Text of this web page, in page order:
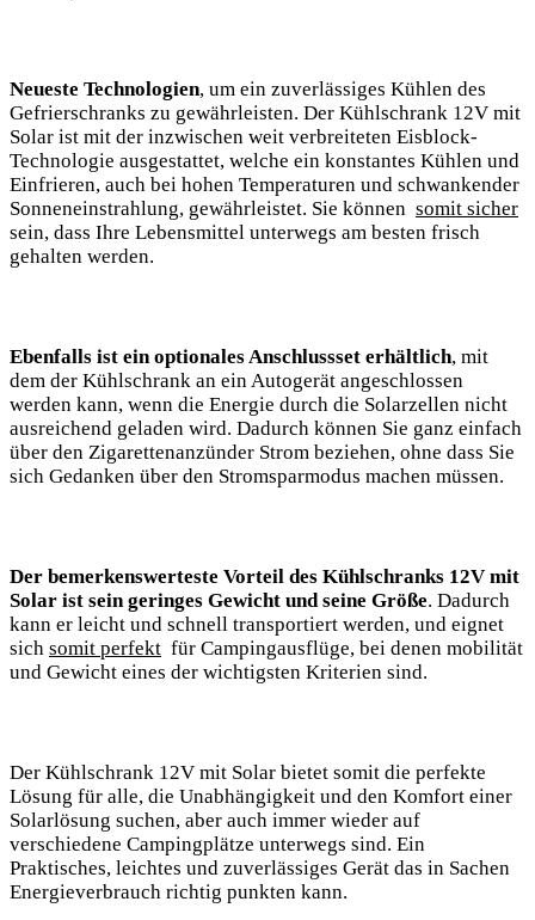
Neueste ⁤Technologien, um​ ein zuverlässiges Kühlen‍ des
Gefrierschranks zu gewährleisten. Der ⁤Kühlschrank 12V mit
Solar ist mit der‍ inzwischen ​weit verbreiteten ⁤Eisblock-
Technologie ausgestattet, welche ein⁢ konstantes Kühlen und
⁢Einfrieren,​ auch bei ​hohen Temperaturen‍ und ​schwankender
⁤Sonneneinstrahlung, gewährleistet.‌ Sie können ⁢ somit sicher
sein, dass‍ Ihre Lebensmittel unterwegs am​ besten frisch
gehalten werden.
Ebenfalls ist ​ein optionales ⁣Anschlussset erhältlich, mit
⁣dem‍ der​ Kühlschrank an ein Autogerät angeschlossen
werden kann, ​wenn die Energie durch ‍die Solarzellen nicht
ausreichend geladen wird. Dadurch können Sie ganz einfach
über den Zigarettenanzünder Strom ‌beziehen, ohne dass Sie
sich Gedanken über den Stromsparmodus machen müssen.
Der⁢ bemerkenswerteste ⁣Vorteil des Kühlschranks 12V mit
‌Solar ​ist sein‍ geringes Gewicht ⁢und seine Größe. Dadurch
kann er leicht und schnell transportiert⁤ werden, und eignet
⁢sich‍ somit perfekt ⁢ für ⁢Campingausflüge,⁣ bei denen​ mobilität
und Gewicht ‌eines der wichtigsten⁢ Kriterien ⁣sind.
Der Kühlschrank 12V mit Solar bietet somit​ die perfekte
Lösung für alle, die‌ Unabhängigkeit‌ und den Komfort einer
Solarlösung suchen, aber auch immer wieder auf
verschiedene Campingplätze unterwegs sind. Ein
Praktisches, ⁤leichtes und zuverlässiges Gerät das in Sachen‍
Energieverbrauch ‍richtig punkten kann.